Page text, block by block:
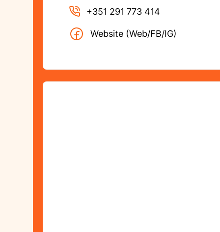
+351 291 773 414
Website (Web/FB/IG)